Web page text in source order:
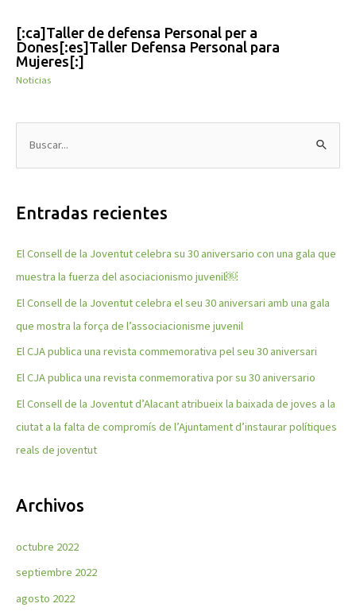
[:ca]Taller de defensa Personal per a
Dones[:es]Taller Defensa Personal para
Mujeres[:]
Noticias
u
c
r
p
o
r
:
Entradas recientes
El Consell de la Joventut celebra su 30 aniversario con una gala que
muestra la fuerza del asociacionismo juvenil￼
El Consell de la Joventut celebra el seu 30 aniversari amb una gala
que mostra la força de l’associacionisme juvenil
El CJA publica una revista commemorativa pel seu 30 aniversari
El CJA publica una revista conmemorativa por su 30 aniversario
El Consell de la Joventut d’Alacant atribueix la baixada de joves a la
ciutat a la falta de compromís de l’Ajuntament d’instaurar polítiques
reals de joventut
Archivos
octubre 2022
septiembre 2022
agosto 2022